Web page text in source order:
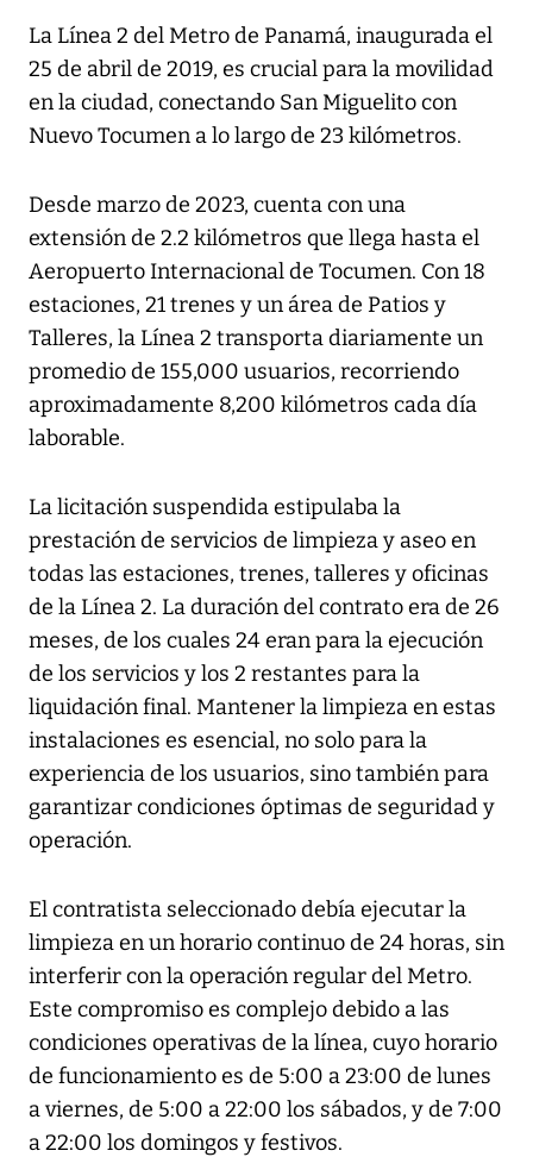
La Línea 2 del Metro de Panamá, inaugurada el
25 de abril de 2019, es crucial para la movilidad
en la ciudad, conectando San Miguelito con
Nuevo Tocumen a lo largo de 23 kilómetros.
Desde marzo de 2023, cuenta con una
extensión de 2.2 kilómetros que llega hasta el
Aeropuerto Internacional de Tocumen. Con 18
estaciones, 21 trenes y un área de Patios y
Talleres, la Línea 2 transporta diariamente un
promedio de 155,000 usuarios, recorriendo
aproximadamente 8,200 kilómetros cada día
laborable.
La licitación suspendida estipulaba la
prestación de servicios de limpieza y aseo en
todas las estaciones, trenes, talleres y oficinas
de la Línea 2. La duración del contrato era de 26
meses, de los cuales 24 eran para la ejecución
de los servicios y los 2 restantes para la
liquidación final. Mantener la limpieza en estas
instalaciones es esencial, no solo para la
experiencia de los usuarios, sino también para
garantizar condiciones óptimas de seguridad y
operación.
El contratista seleccionado debía ejecutar la
limpieza en un horario continuo de 24 horas, sin
interferir con la operación regular del Metro.
Este compromiso es complejo debido a las
condiciones operativas de la línea, cuyo horario
de funcionamiento es de 5:00 a 23:00 de lunes
a viernes, de 5:00 a 22:00 los sábados, y de 7:00
a 22:00 los domingos y festivos.